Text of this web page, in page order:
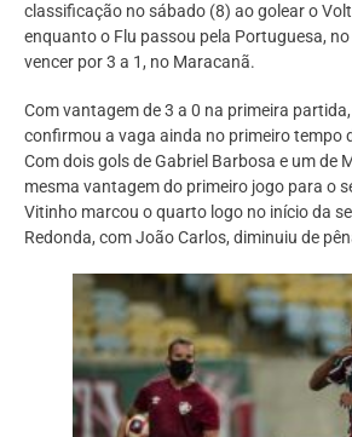
classificação no sábado (8) ao golear o
enquanto o Flu passou pela Portuguesa,
vencer por 3 a 1, no Maracanã.
Com vantagem de 3 a 0 na primeira
confirmou a vaga ainda no primeiro tempo
Com dois gols de Gabriel Barbosa e um de
mesma vantagem do primeiro jogo para o
Vitinho marcou o quarto logo no início da
Redonda, com João Carlos, diminuiu de